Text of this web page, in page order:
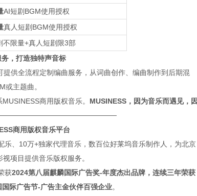
AI短剧BGM使用授权
真人短剧BGM使用授权
不限量+真人短剧限3部
，打造独特声音标
提供全流程定制编曲服务，从词曲创作、编曲制作到后期混
或主题曲。
商用版权音乐。 MUSINESS，因为音乐而遇见，
商用版权音乐平台
、10万+独家代理音乐，数百位好莱坞音乐制作人，为北京
项目提供音乐版权服务。
获2024第八届麒麟国际广告奖-年度杰出品牌，连续三年荣获
际广告节-广告主金伙伴百强企业。